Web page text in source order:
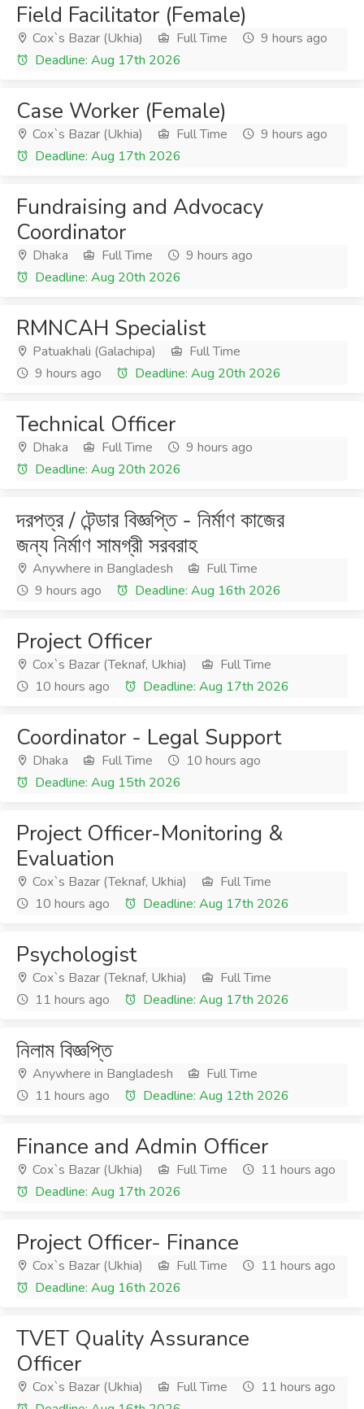
Field Facilitator (Female)
Cox`s Bazar (Ukhia) Full Time
9 hours ago
Deadline: Aug 17th 2026
Case Worker (Female)
Cox`s Bazar (Ukhia) Full Time
9 hours ago
Deadline: Aug 17th 2026
Fundraising and Advocacy
Coordinator
Dhaka Full Time
9 hours ago
Deadline: Aug 20th 2026
RMNCAH Specialist
Patuakhali (Galachipa)
Full Time
9 hours ago
Deadline: Aug 20th 2026
Technical Officer
Dhaka Full Time
9 hours ago
Deadline: Aug 20th 2026
দরপত্র / টেন্ডার বিজ্ঞপ্তি - নির্মাণ কাজের
জন্য নির্মাণ সামগ্রী সরবরাহ
Anywhere in Bangladesh
Full Time
9 hours ago
Deadline: Aug 16th 2026
Project Officer
Cox`s Bazar (Teknaf, Ukhia)
Full Time
10 hours ago
Deadline: Aug 17th 2026
Coordinator - Legal Support
Dhaka Full Time
10 hours ago
Deadline: Aug 15th 2026
Project Officer-Monitoring &
Evaluation
Cox`s Bazar (Teknaf, Ukhia)
Full Time
10 hours ago
Deadline: Aug 17th 2026
Psychologist
Cox`s Bazar (Teknaf, Ukhia)
Full Time
11 hours ago
Deadline: Aug 17th 2026
নিলাম বিজ্ঞপ্তি
Anywhere in Bangladesh
Full Time
11 hours ago
Deadline: Aug 12th 2026
Finance and Admin Officer
Cox`s Bazar (Ukhia) Full Time
11 hours ago
Deadline: Aug 17th 2026
Project Officer- Finance
Cox`s Bazar (Ukhia) Full Time
11 hours ago
Deadline: Aug 16th 2026
TVET Quality Assurance
Officer
Cox`s Bazar (Ukhia) Full Time
11 hours ago